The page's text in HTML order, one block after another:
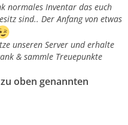
normales Inventar das euch
sind.. Der Anfang von etwas
unseren Server und erhalte
& sammle Treuepunkte
oben genannten